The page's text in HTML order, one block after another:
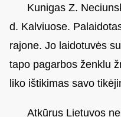
Kunigas Z.
d. Kalviuose.
rajone. Jo laidotuvės
tapo pagarbos ženklu
liko ištikimas savo
Atkūrus Lietuvos